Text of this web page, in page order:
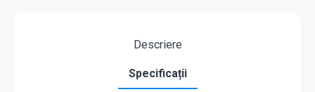
Descriere
Specificații